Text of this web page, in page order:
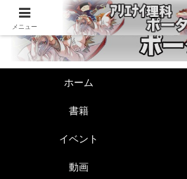
ホーム
書籍
イベント
動画
メニュー